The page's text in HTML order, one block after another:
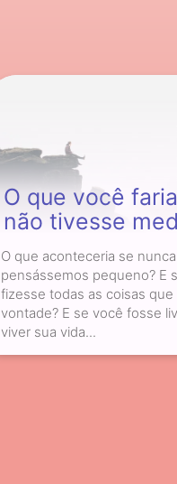
O que você
não tivesse
O que aconteceria se nunca
pensássemos pequeno? E
fizesse todas as coisas que
vontade? E se você fosse
viver sua vida...